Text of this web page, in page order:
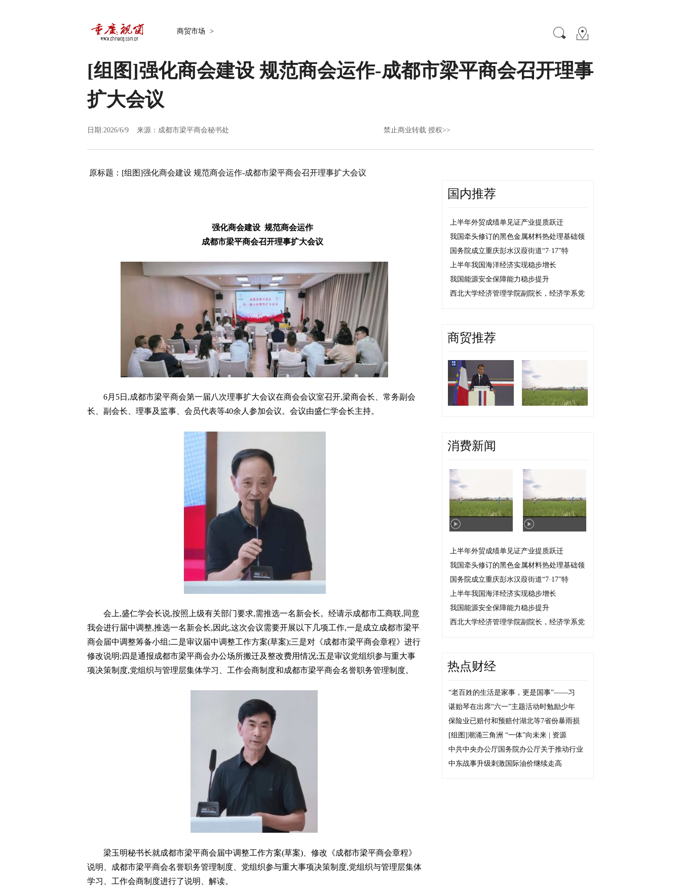
商贸市场 >
[组图]强化商会建设 规范商会运作-成都市梁平商会召开理事
扩大会议
日期:2026/6/9 来源： 成都市梁平商会秘书处 禁止商业转载 授权>>
原标题： [组图]强化商会建设 规范商会运作-成都市梁平商会召开理事扩大会议
强化商会建设 规范商会运作
成都市梁平商会召开理事扩大会议
6月5日,成都市梁平商会第一届八次理事扩大会议在商会会议室召开,梁商会长、常务副会
长、副会长、理事及监事、会员代表等40余人参加会议。会议由盛仁学会长主持。
会上,盛仁学会长说,按照上级有关部门要求,需推选一名新会长。经请示成都市工商联,同意
我会进行届中调整,推选一名新会长,因此,这次会议需要开展以下几项工作,一是成立成都市梁平
商会届中调整筹备小组;二是审议届中调整工作方案(草案);三是对《成都市梁平商会章程》进行
修改说明;四是通报成都市梁平商会办公场所搬迁及整改费用情况;五是审议党组织参与重大事
项决策制度,党组织与管理层集体学习、工作会商制度和成都市梁平商会名誉职务管理制度。
梁玉明秘书长就成都市梁平商会届中调整工作方案(草案)、修改《成都市梁平商会章程》
说明、成都市梁平商会名誉职务管理制度、党组织参与重大事项决策制度,党组织与管理层集体
学习、工作会商制度进行了说明、解读。
国内推荐
上半年外贸成绩单见证产业提质跃迁
我国牵头修订的黑色金属材料热处理基础领
国务院成立重庆彭水汉葭街道“7·17”特
上半年我国海洋经济实现稳步增长
我国能源安全保障能力稳步提升
西北大学经济管理学院副院长，经济学系党
商贸推荐
消费新闻
> >
上半年外贸成绩单见证产业提质跃迁
我国牵头修订的黑色金属材料热处理基础领
国务院成立重庆彭水汉葭街道“7·17”特
上半年我国海洋经济实现稳步增长
我国能源安全保障能力稳步提升
西北大学经济管理学院副院长，经济学系党
热点财经
“老百姓的生活是家事，更是国事”——习
谌贻琴在出席“六一”主题活动时勉励少年
保险业已赔付和预赔付湖北等7省份暴雨损
[组图]潮涌三角洲 “一体”向未来 | 资源
中共中央办公厅国务院办公厅关于推动行业
中东战事升级刺激国际油价继续走高